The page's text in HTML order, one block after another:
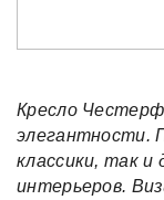
Кресло
элегантности.
классики, так и
интерьеров.